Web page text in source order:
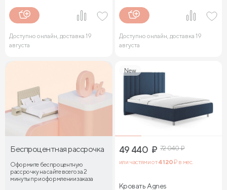
Доступно онлайн, доставка 19
августа
Доступно онлайн, доставка 19
августа
Беспроцентная рассрочка
Оформите беспроцентную
рассрочку на сайте всего за 2
минуты при оформлении заказа
New
49 440 ₽ 72 040₽
или частями от4 120₽ в мес.
Кровать Agnes